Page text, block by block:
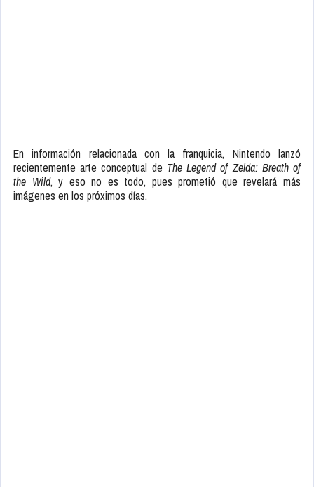
En información relacionada con la franquicia, Nintendo lanzó
recientemente arte conceptual de The Legend of Zelda: Breath of
the Wild, y eso no es todo, pues prometió que revelará más
imágenes en los próximos días.